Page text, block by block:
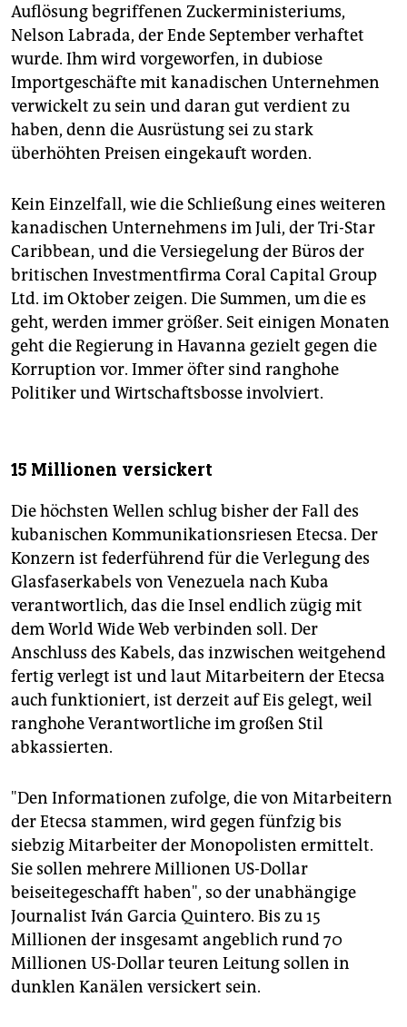
Auflösung begriffenen Zuckerministeriums,
Nelson Labrada, der Ende September verhaftet
wurde. Ihm wird vorgeworfen, in dubiose
Importgeschäfte mit kanadischen Unternehmen
verwickelt zu sein und daran gut verdient zu
haben, denn die Ausrüstung sei zu stark
überhöhten Preisen eingekauft worden.
Kein Einzelfall, wie die Schließung eines weiteren
kanadischen Unternehmens im Juli, der Tri-Star
Caribbean, und die Versiegelung der Büros der
britischen Investmentfirma Coral Capital Group
Ltd. im Oktober zeigen. Die Summen, um die es
geht, werden immer größer. Seit einigen Monaten
geht die Regierung in Havanna gezielt gegen die
Korruption vor. Immer öfter sind ranghohe
Politiker und Wirtschaftsbosse involviert.
15 Millionen versickert
Die höchsten Wellen schlug bisher der Fall des
kubanischen Kommunikationsriesen Etecsa. Der
Konzern ist federführend für die Verlegung des
Glasfaserkabels von Venezuela nach Kuba
verantwortlich, das die Insel endlich zügig mit
dem World Wide Web verbinden soll. Der
Anschluss des Kabels, das inzwischen weitgehend
fertig verlegt ist und laut Mitarbeitern der Etecsa
auch funktioniert, ist derzeit auf Eis gelegt, weil
ranghohe Verantwortliche im großen Stil
abkassierten.
"Den Informationen zufolge, die von Mitarbeitern
der Etecsa stammen, wird gegen fünfzig bis
siebzig Mitarbeiter der Monopolisten ermittelt.
Sie sollen mehrere Millionen US-Dollar
beiseitegeschafft haben", so der unabhängige
Journalist Iván Garcia Quintero. Bis zu 15
Millionen der insgesamt angeblich rund 70
Millionen US-Dollar teuren Leitung sollen in
dunklen Kanälen versickert sein.